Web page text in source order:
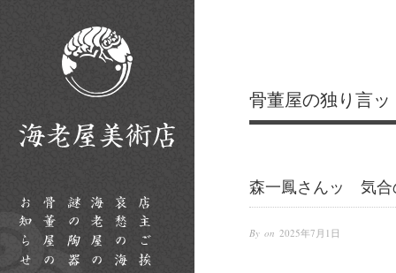
骨董屋の独り言ッ
森一鳳さんッ 気合
By on 2025年7月1日